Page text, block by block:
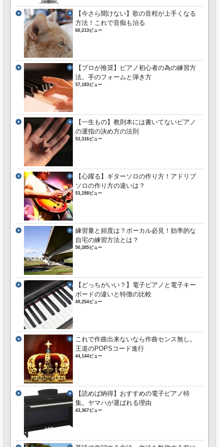
【今さら聞けない】歌の音程が上手くなる
方法！これで音痴も治る
60,213ビュー
【プロが推奨】ピアノ初心者の為の練習方
法。手のフォームと弾き方
57,183ビュー
【一生もの】教則本には書いてないピアノ
の運指の決め方の法則
53,316ビュー
【心躍る】ギターソロの作り方！アドリブ
ソロの作り方の違いは？
53,298ビュー
練習量と頻度は？ボーカル必見！効率的な
自宅の練習方法とは？
50,285ビュー
【どっちがいい？】電子ピアノと電子キー
ボードの違いと特徴の比較
49,254ビュー
これで作曲出来ないなら作曲センス無し。
王道のPOPSコード進行
44,144ビュー
【読めば納得】おすすめの電子ピアノ特
集。ヤマハが選ばれる理由
43,367ビュー